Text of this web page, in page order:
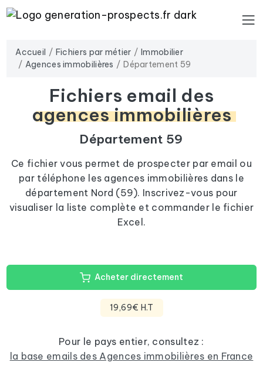
Accueil Fichiers par métier
Immobilier
Agences immobilières
Département 59
Fichiers email des
agences immobilières
Département 59
Ce fichier vous permet de prospecter par email ou
par téléphone les agences immobilières dans le
département Nord (59). Inscrivez-vous pour
visualiser la liste complète et commander le fichier
Excel.
Acheter directement
19,69€ H.T
Pour le pays entier, consultez :
la base emails des Agences immobilières en France